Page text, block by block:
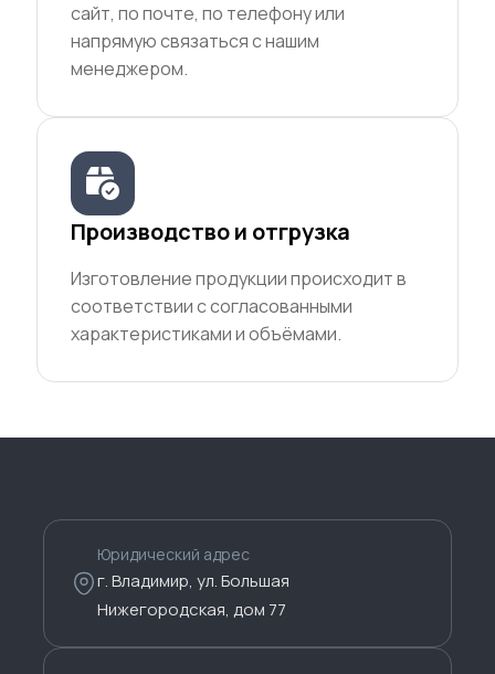
сайт, по почте, по телефону или
напрямую связаться с нашим
менеджером.
Производство и отгрузка
Изготовление продукции происходит в
соответствии с согласованными
характеристиками и объёмами.
Юридический адрес
г. Владимир, ул. Большая
Нижегородская, дом 77